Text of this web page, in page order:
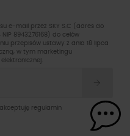
e-mail przez SKY S.C (adres do
8943276168) do celów
przepisów ustawy z dnia 18 lipca
w tym marketingu
regulamin